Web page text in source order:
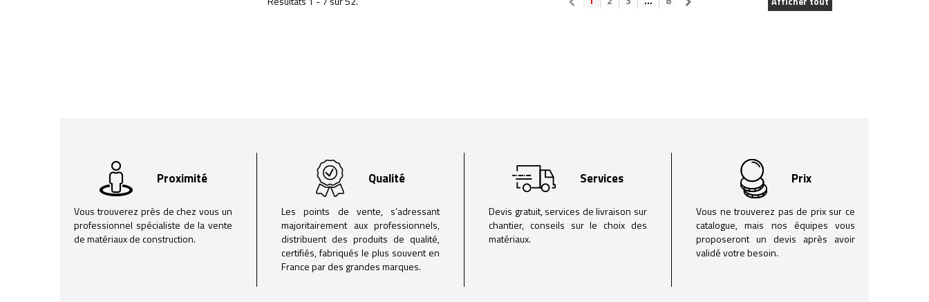
Proximité
Vous trouverez près de chez vous un
professionnel spécialiste de la vente
de matériaux de construction.
Qualité
Les points de vente, s’adressant
majoritairement aux professionnels,
distribuent des produits de qualité,
certifiés, fabriqués le plus souvent en
France par des grandes marques.
Services
Devis gratuit, services de livraison sur
chantier, conseils sur le choix des
matériaux.
Prix
Vous ne trouverez pas de prix sur ce
catalogue, mais nos équipes vous
proposeront un devis après avoir
validé votre besoin.